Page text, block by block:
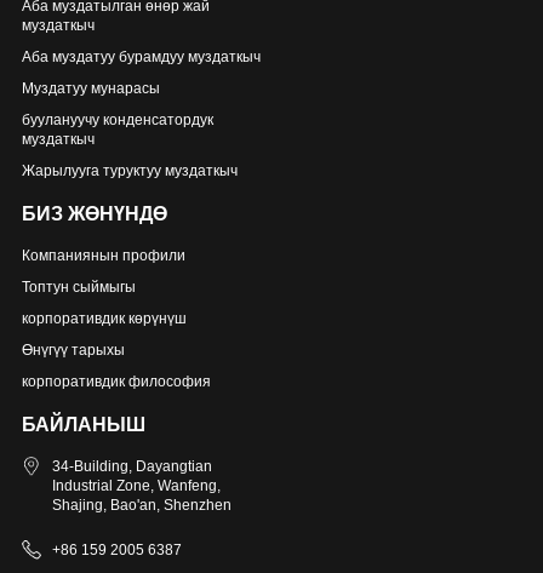
Аба муздатылган өнөр жай
муздаткыч
Аба муздатуу бурамдуу муздаткыч
Муздатуу мунарасы
буулануучу конденсатордук
муздаткыч
Жарылууга туруктуу муздаткыч
БИЗ ЖӨНҮНДӨ
Компаниянын профили
Топтун сыймыгы
корпоративдик көрүнүш
Өнүгүү тарыхы
корпоративдик философия
БАЙЛАНЫШ
34-Building, Dayangtian
Industrial Zone, Wanfeng,
Shajing, Bao'an, Shenzhen
+86 159 2005 6387